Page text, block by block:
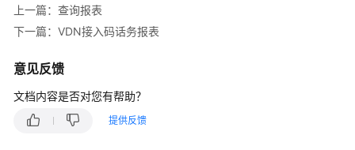
答
放
报
上一篇：查询报表
下一篇：VDN接入码话务报表
意见反馈
文档内容是否对您有帮助？
提供反馈